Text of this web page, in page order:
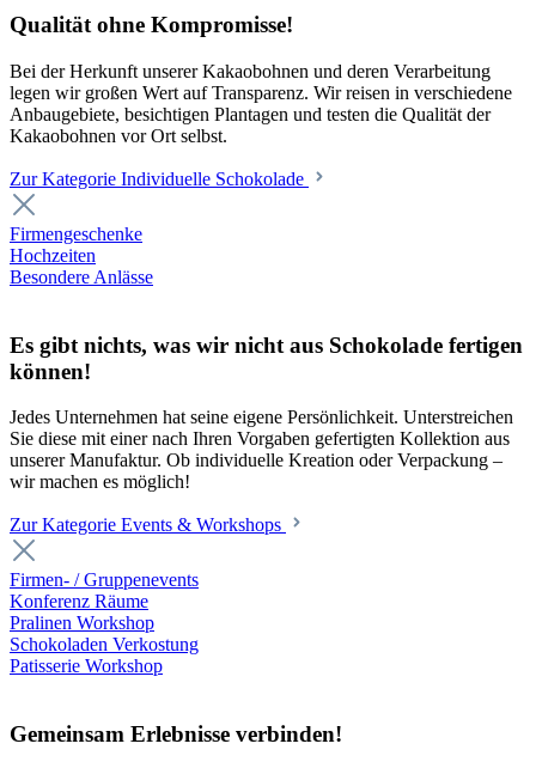
Qualität ohne Kompromisse!
Bei der Herkunft unserer Kakaobohnen und deren Verarbeitung
legen wir großen Wert auf Transparenz. Wir reisen in verschiedene
Anbaugebiete, besichtigen Plantagen und testen die Qualität der
Kakaobohnen vor Ort selbst.
Zur Kategorie Individuelle Schokolade
Firmengeschenke
Hochzeiten
Besondere Anlässe
Es gibt nichts, was wir nicht aus Schokolade fertigen
können!
Jedes Unternehmen hat seine eigene Persönlichkeit. Unterstreichen
Sie diese mit einer nach Ihren Vorgaben gefertigten Kollektion aus
unserer Manufaktur. Ob individuelle Kreation oder Verpackung –
wir machen es möglich!
Zur Kategorie Events & Workshops
Firmen- / Gruppenevents
Konferenz Räume
Pralinen Workshop
Schokoladen Verkostung
Patisserie Workshop
Gemeinsam Erlebnisse verbinden!